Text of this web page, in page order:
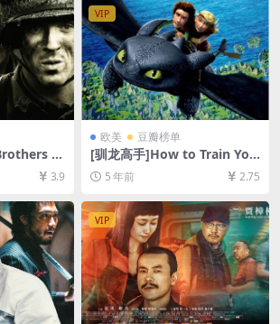
(2
网盘1080
盘在线播
3.9
VIP
欧美 豆瓣榜单
[驯龙高手]How to Train You
r Dragon (2010)[百度网盘
+迅雷云盘资源1080P超清未
5 年前 2.75
VIP